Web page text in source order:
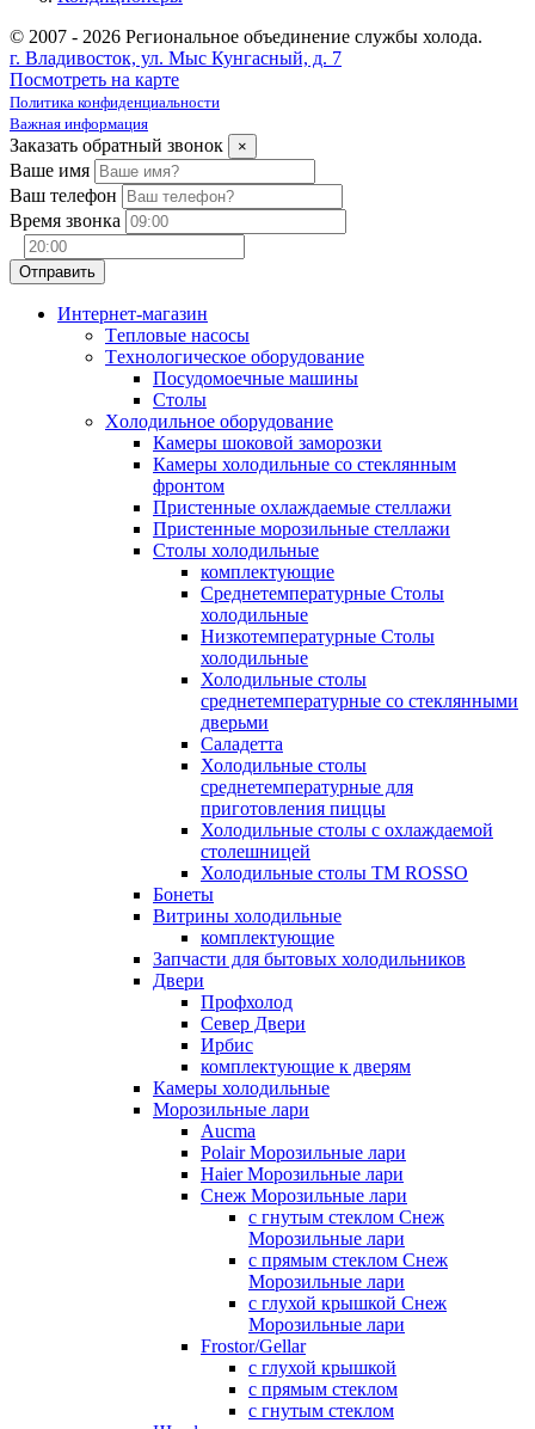
© 2007 - 2026 Региональное объединение службы холода.
г. Владивосток, ул. Мыс Кунгасный, д. 7
Посмотреть на карте
Политика конфиденциальности
Важная информация
Заказать обратный звонок ×
Ваше имя
Ваш телефон
Время звонка
Интернет-магазин
Tепловые насосы
Tехнологическое оборудование
Посудомоечные машины
Столы
Xолодильное оборудование
Камеры шоковой заморозки
Камеры холодильные со стеклянным
фронтом
Пристенные охлаждаемые стеллажи
Пристенные морозильные стеллажи
Столы холодильные
комплектующие
Среднетемпературные Столы
холодильные
Низкотемпературные Столы
холодильные
Холодильные столы
среднетемпературные со стеклянными
дверьми
Саладетта
Холодильные столы
среднетемпературные для
приготовления пиццы
Холодильные столы с охлаждаемой
столешницей
Холодильные столы ТМ ROSSO
Бонеты
Витрины холодильные
комплектующие
Запчасти для бытовых холодильников
Двери
Профхолод
Север Двери
Ирбис
комплектующие к дверям
Камеры холодильные
Морозильные лари
Aucma
Polair Морозильные лари
Haier Морозильные лари
Снеж Морозильные лари
с гнутым стеклом Снеж
Морозильные лари
с прямым стеклом Снеж
Морозильные лари
с глухой крышкой Снеж
Морозильные лари
Frostor/Gellar
с глухой крышкой
с прямым стеклом
с гнутым стеклом